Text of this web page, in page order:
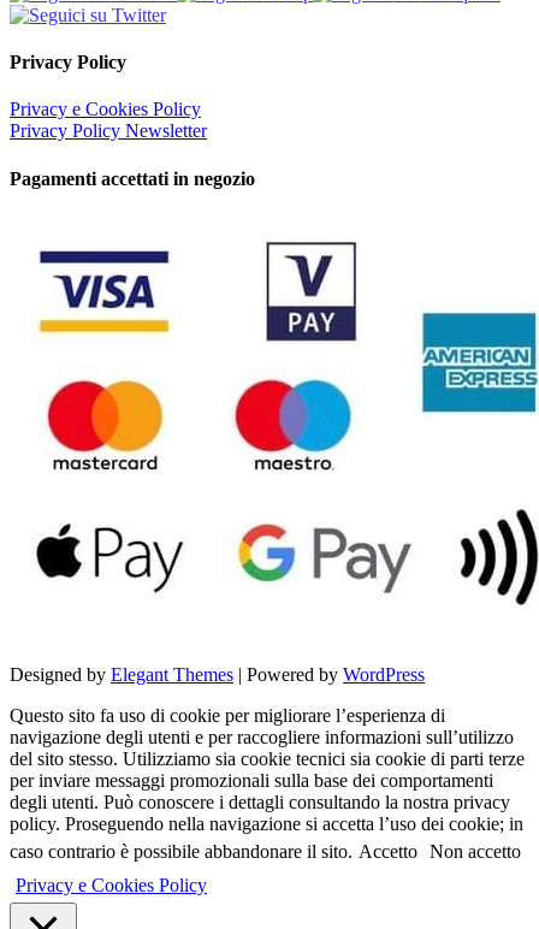
Privacy Policy
Privacy e Cookies Policy
Privacy Policy Newsletter
Pagamenti accettati in negozio
Designed by Elegant Themes | Powered by WordPress
Questo sito fa uso di cookie per migliorare l’esperienza di
navigazione degli utenti e per raccogliere informazioni sull’utilizzo
del sito stesso. Utilizziamo sia cookie tecnici sia cookie di parti terze
per inviare messaggi promozionali sulla base dei comportamenti
degli utenti. Può conoscere i dettagli consultando la nostra privacy
policy. Proseguendo nella navigazione si accetta l’uso dei cookie; in
caso contrario è possibile abbandonare il sito. Accetto Non accetto
Privacy e Cookies Policy